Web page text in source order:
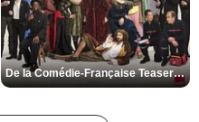
De la Comédie-Française Teaser VF